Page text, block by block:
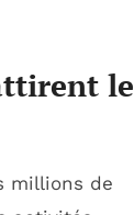
le
millions de